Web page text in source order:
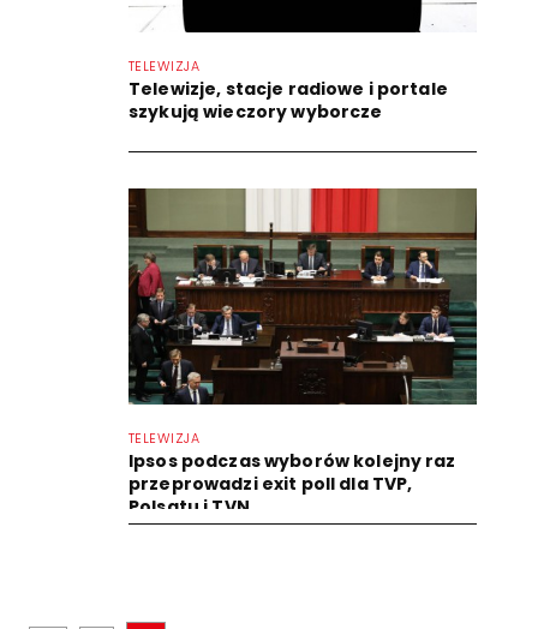
TELEWIZJA
Telewizje, stacje radiowe i portale
szykują wieczory wyborcze
TELEWIZJA
Ipsos podczas wyborów kolejny raz
przeprowadzi exit poll dla TVP,
Polsatu i TVN